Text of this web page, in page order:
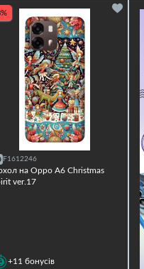
F1612246
на Oppo A6 Christmas
ver.17
+11 бонусів